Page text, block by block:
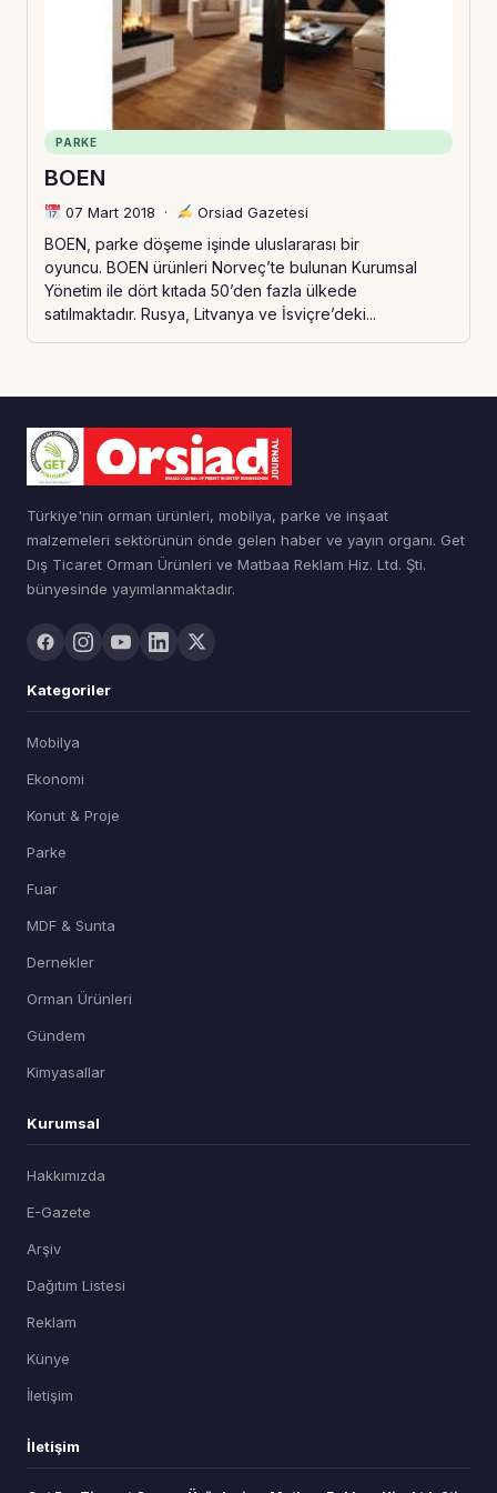
PARKE
BOEN
07 Mart 2018 · Orsiad Gazetesi
BOEN, parke döşeme işinde uluslararası bir
oyuncu. BOEN ürünleri Norveç’te bulunan Kurumsal
Yönetim ile dört kıtada 50’den fazla ülkede
satılmaktadır. Rusya, Litvanya ve İsviçre’deki...
Türkiye'nin orman ürünleri, mobilya, parke ve inşaat
malzemeleri sektörünün önde gelen haber ve yayın organı. Get
Dış Ticaret Orman Ürünleri ve Matbaa Reklam Hiz. Ltd. Şti.
bünyesinde yayımlanmaktadır.
Kategoriler
Mobilya
Ekonomi
Konut & Proje
Parke
Fuar
MDF & Sunta
Dernekler
Orman Ürünleri
Gündem
Kimyasallar
Kurumsal
Hakkımızda
E-Gazete
Arşiv
Dağıtım Listesi
Reklam
Künye
İletişim
İletişim